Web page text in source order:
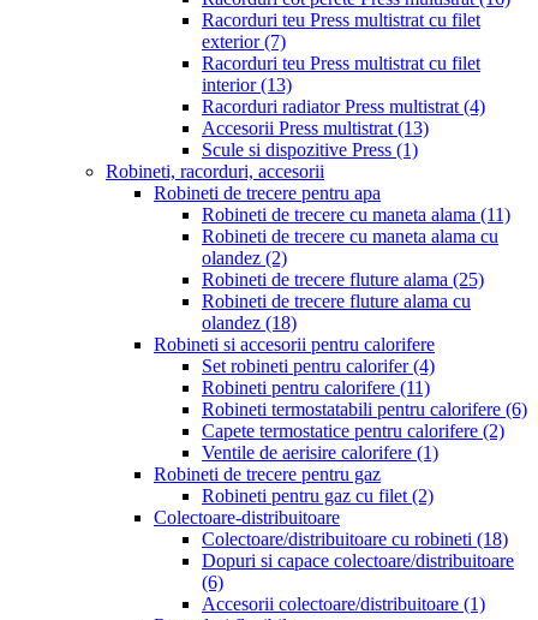
Racorduri teu Press multistrat cu filet
exterior(7)
Racorduri teu Press multistrat cu filet
interior(13)
Racorduri radiator Press multistrat (4)
Accesorii Press multistrat (13)
Scule si dispozitive Press (1)
Robineti, racorduri, accesorii
Robineti de trecere pentru apa
Robineti de trecere cu maneta alama (11)
Robineti de trecere cu maneta alama cu
olandez (2)
Robineti de trecere fluture alama (25)
Robineti de trecere fluture alama cu
olandez (18)
Robineti si accesorii pentru calorifere
Set robineti pentru calorifer(4)
Robineti pentru calorifere (11)
Robineti termostatabili pentru calorifere (6)
Capete termostatice pentru calorifere (2)
Ventile de aerisire calorifere (1)
Robineti de trecere pentru gaz
Robineti pentru gaz cu filet (2)
Colectoare-distribuitoare
Colectoare/distribuitoare cu robineti (18)
Dopuri si capace colectoare/distribuitoare
(6)
Accesorii colectoare/distribuitoare (1)